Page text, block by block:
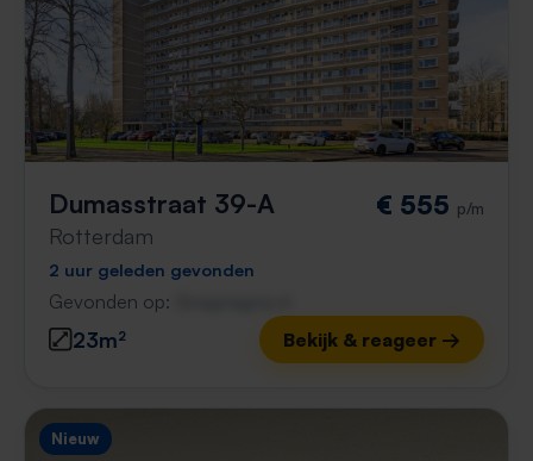
Dumasstraat 39-A
Rotterdam
€ 555 p/m
2 uur geleden gevonden
Gevonden op:
23m² Bekijk & reageer →
Nieuw